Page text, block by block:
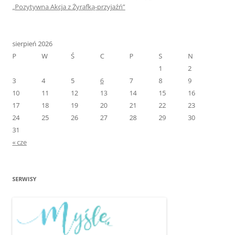
„Pozytywna Akcja z Żyrafką-przyjaźń”
sierpień 2026
P
W Ś C P S
N
1
2
3
4 5 6 7 8
9
10
11 12 13 14 15
16
17
18 19 20 21 22
23
24
25 26 27 28 29
30
31
« cze
SERWISY